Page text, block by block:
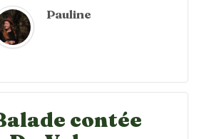
Pauline
contée